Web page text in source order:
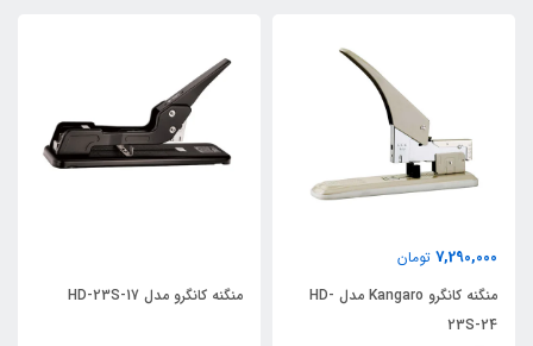
7,290,000 تومان
منگنه کانگرو Kangaro مدل HD-
23S-24
منگنه کانگرو مدل HD-23S-17